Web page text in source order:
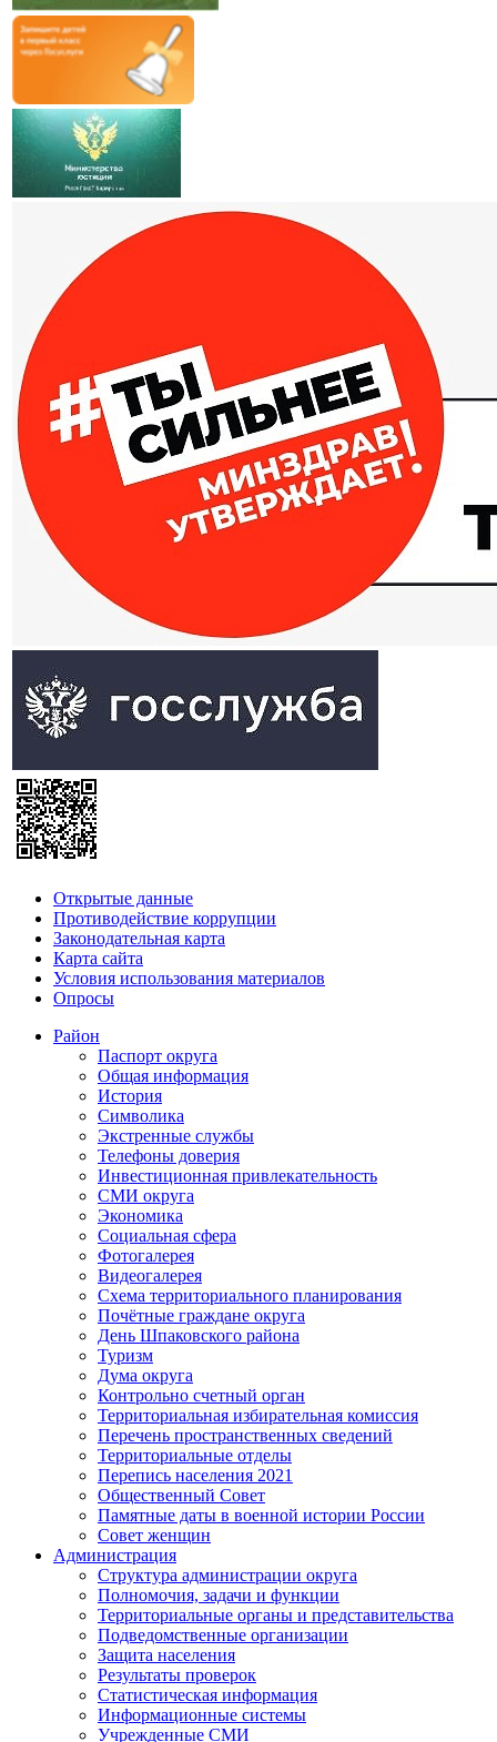
Открытые данные
Противодействие коррупции
Законодательная карта
Карта сайта
Условия использования материалов
Опросы
Район
Паспорт округа
Общая информация
История
Символика
Экстренные службы
Телефоны доверия
Инвестиционная привлекательность
СМИ округа
Экономика
Социальная сфера
Фотогалерея
Видеогалерея
Схема территориального планирования
Почётные граждане округа
День Шпаковского района
Туризм
Дума округа
Контрольно счетный орган
Территориальная избирательная комиссия
Перечень пространственных сведений
Территориальные отделы
Перепись населения 2021
Общественный Совет
Памятные даты в военной истории России
Совет женщин
Администрация
Структура администрации округа
Полномочия, задачи и функции
Территориальные органы и представительства
Подведомственные организации
Защита населения
Результаты проверок
Статистическая информация
Информационные системы
Учрежденные СМИ